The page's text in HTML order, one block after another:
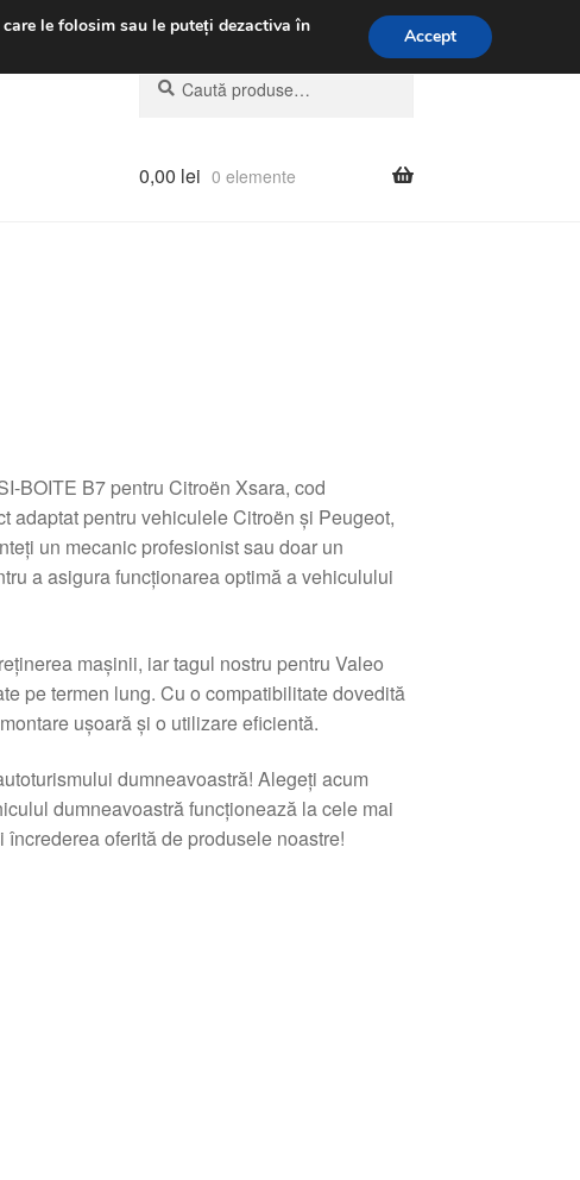
4 p.m.031 229 6816
Caută
după:
Caută
0,00 lei 0 elemente
BOITE B7 pentru Citroën Xsara, cod
adaptat pentru vehiculele Citroën și Peugeot,
un mecanic profesionist sau doar un
a asigura funcționarea optimă a vehiculului
mașinii, iar tagul nostru pentru Valeo
pe termen lung. Cu o compatibilitate dovedită
ușoară și o utilizare eficientă.
dumneavoastră! Alegeți acum
dumneavoastră funcționează la cele mai
oferită de produsele noastre!
le folosim sau le puteți dezactiva în
Accept